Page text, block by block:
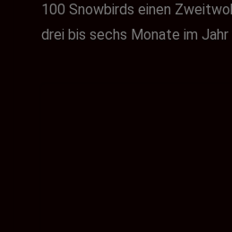
100 Snowbirds einen
drei bis sechs Monate im Jahr